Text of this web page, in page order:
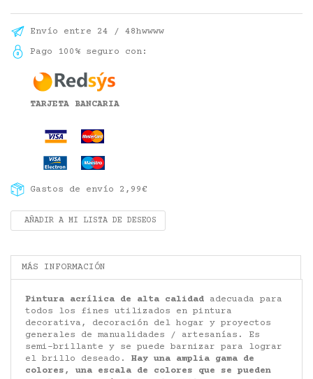
Envío entre 24 / 48hwwww
Pago 100% seguro con:
TARJETA BANCARIA
Gastos de envío 2,99€
AÑADIR A MI LISTA DE DESEOS
MÁS INFORMACIÓN
Pintura acrílica de alta calidad adecuada para
todos los fines utilizados en pintura
decorativa, decoración del hogar y proyectos
generales de manualidades / artesanías. Es
semi-brillante y se puede barnizar para lograr
el brillo deseado. Hay una amplia gama de
colores, una escala de colores que se pueden